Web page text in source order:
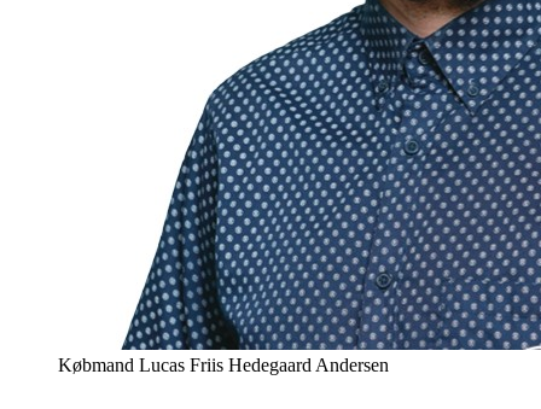
Købmand Lucas Friis Hedegaard Andersen